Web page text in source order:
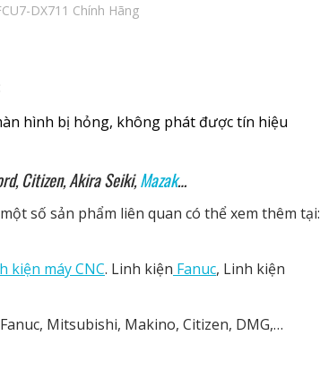
DX711 Chính Hãng
hình bị hỏng, không phát được tín hiệu
Citizen, Akira Seiki,Mazak…
số sản phẩm liên quan có thể xem thêm tại:
kiện máy CNC. Linh kiện Fanuc, Linh kiện
Mitsubishi, Makino, Citizen, DMG,…